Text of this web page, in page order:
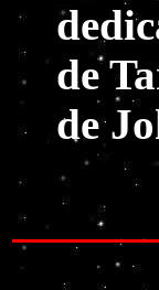
de
de